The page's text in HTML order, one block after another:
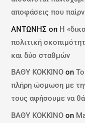
αποφάσεις που
ΑΝΤΩΝΗΣ on Η
πολιτική
και δύο σταθμών
ΒΑΘΥ ΚΟΚΚΙΝΟ on
πλήρη ώσμωση με
τους αφήσουμε να
ΒΑΘΥ ΚΟΚΚΙΝΟ on